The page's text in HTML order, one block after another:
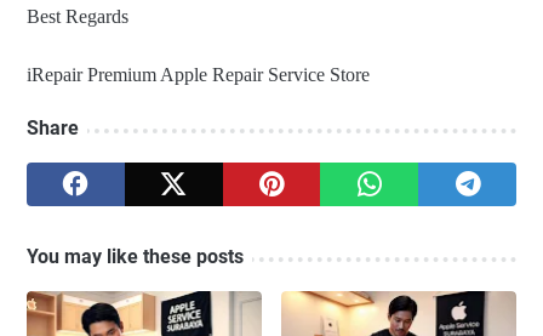
Best Regards
iRepair Premium Apple Repair Service Store
Share
You may like these posts